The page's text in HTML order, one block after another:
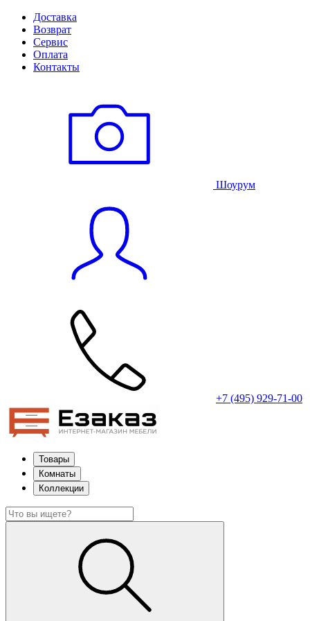
Доставка
Возврат
Сервис
Оплата
Контакты
Шоурум
+7 (495) 929-71-00
Товары
Комнаты
Коллекции